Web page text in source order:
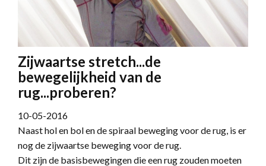
Zijwaartse stretch...de
bewegelijkheid van de
rug...proberen?
10-05-2016
Naast hol en bol en de spiraal beweging voor de rug, is er
nog de zijwaartse beweging voor de rug.
Dit zijn de basisbewegingen die een rug zouden moeten